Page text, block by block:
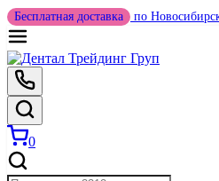
Бесплатная доставка по
0